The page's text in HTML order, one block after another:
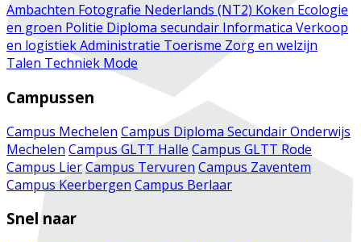
Ambachten Fotografie Nederlands (NT2) Koken Ecologie
en groen Politie Diploma secundair Informatica Verkoop
en logistiekAdministratie Toerisme Zorg en welzijn
Talen TechniekMode
Campussen
Campus Mechelen Campus Diploma Secundair Onderwijs
Mechelen Campus GLTT Halle Campus GLTT Rode
Campus LierCampus Tervuren Campus Zaventem
Campus Keerbergen Campus Berlaar
Snel naar